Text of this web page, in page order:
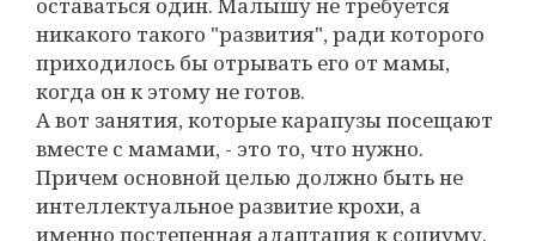
никакого такого "развития", ради которого
приходилось бы отрывать его от мамы,
когда он к этому не готов.
А вот занятия, которые карапузы посещают
вместе с мамами, - это то, что нужно.
Причем основной целью должно быть не
интеллектуальное развитие крохи, а
именно постепенная адаптация к социуму.